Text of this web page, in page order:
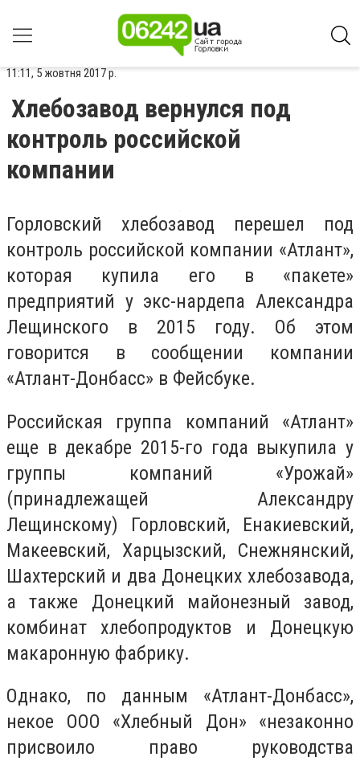
11:11, 5 жовтня 2017 р.
Хлебозавод вернулся под
контроль российской
компании
Горловский хлебозавод перешел под
контроль российской компании «Атлант»,
которая купила его в «пакете»
предприятий у экс-нардепа Александра
Лещинского в 2015 году. Об этом
говорится в сообщении компании
«Атлант-Донбасс» в Фейсбуке.
Российская группа компаний «Атлант»
еще в декабре 2015-го года выкупила у
группы компаний «Урожай»
(принадлежащей Александру
Лещинскому) Горловский, Енакиевский,
Макеевский, Харцызский, Снежнянский,
Шахтерский и два Донецких хлебозавода,
а также Донецкий майонезный завод,
комбинат хлебопродуктов и Донецкую
макаронную фабрику.
Однако, по данным «Атлант-Донбасс»,
некое ООО «Хлебный Дон» «незаконно
присвоило право руководства